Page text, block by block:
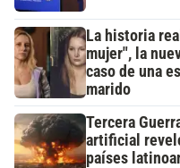
La historia
mujer", la
caso de una
marido
Tercera
artificial
países